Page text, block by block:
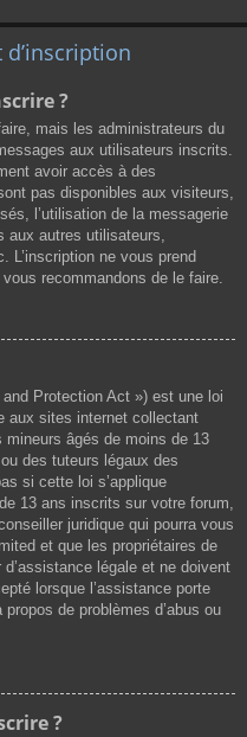
?
mais les administrateurs du
aux utilisateurs inscrits.
avoir accès à des
pas disponibles aux visiteurs,
l’utilisation de la messagerie
aux autres utilisateurs,
L’inscription ne vous prend
recommandons de le faire.
Protection Act ») est une loi
aux sites internet collectant
âgés de moins de 13
des tuteurs légaux des
si cette loi s’applique
13 ans inscrits sur votre forum,
juridique qui pourra vous
et que les propriétaires de
légale et ne doivent
lorsque l’assistance porte
de problèmes d’abus ou
?